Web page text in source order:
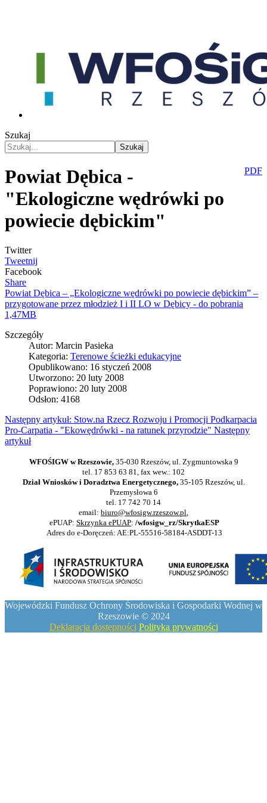
Szukaj
Szukaj
PDF
Powiat Dębica -
"Ekologiczne wędrówki po
powiecie dębickim"
Twitter
Tweetnij
Facebook
Share
Powiat Dębica – „Ekologiczne wędrówki po powiecie dębickim” –
przygotowane przez młodzież I i II LO w Dębicy - do pobrania
1,47MB
Szczegóły
Autor: Marcin Pasieka
Kategoria: Terenowe ścieżki edukacyjne
Opublikowano: 16 styczeń 2008
Utworzono: 20 luty 2008
Poprawiono: 20 luty 2008
Odsłon: 4168
Następny artykuł: Stow.na Rzecz Rozwoju i Promocji Podkarpacia
Pro-Carpatia - "Ekowędrówki - na ratunek przyrodzie" Następny
artykuł
WFOŚIGW w Rzeszowie, 35-030 Rzeszów, ul. Zygmuntowska 9
tel. 17 853 63 81, fax wew.: 102
Dział Wniosków i Doradztwa Energetycznego,35-105 Rzeszów, ul.
Przemysłowa 6
tel. 17 742 70 14
email: biuro@wfosigw.rzeszow.pl
ePUAP: Skrzynka ePUAP: /wfosigw_rz/SkrytkaESP
Adres do e-Doręczeń: AE:PL-55516-58184-ASDDT-13
Wojewódzki Fundusz Ochrony Środowiska i Gospodarki Wodnej w
Rzeszowie © 2024
Deklaracja dostępności Polityka prywatności